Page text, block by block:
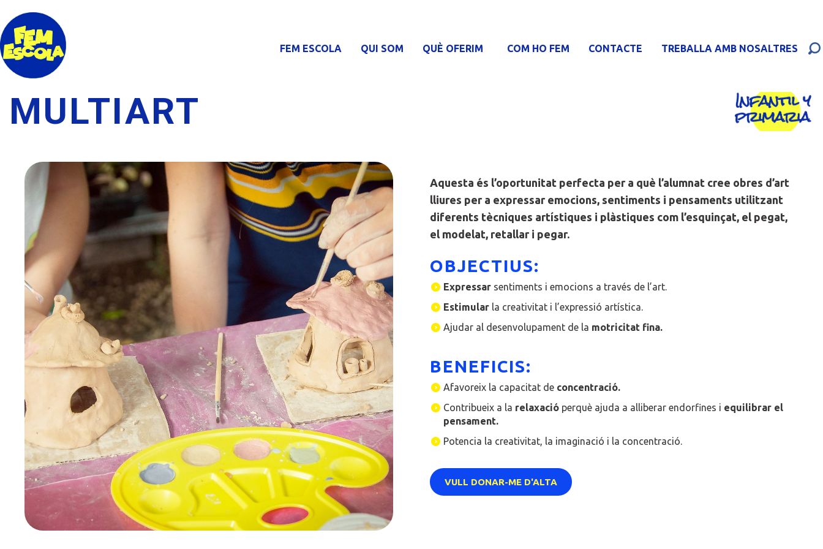
FEM ESCOLA QUI SOM QUÈ OFERIM COM HO FEM CONTACTE TREBALLA AMB NOSALTRES
MULTIART
Aquesta és l’oportunitat perfecta per a què l’alumnat cree obres d’art
lliures per a expressar emocions, sentiments i pensaments utilitzant
diferents tècniques artístiques i plàstiques com l’esquinçat, el pegat,
el modelat, retallar i pegar.
OBJECTIUS:
Expressar sentiments i emocions a través de l’art.
Estimular la creativitat i l’expressió artística.
Ajudar al desenvolupament de la motricitat fina.
BENEFICIS:
Afavoreix la capacitat de concentració.
Contribueix a la relaxació perquè ajuda a alliberar endorfines i equilibrar el
pensament.
Potencia la creativitat, la imaginació i la concentració.
VULL DONAR-ME D'ALTA